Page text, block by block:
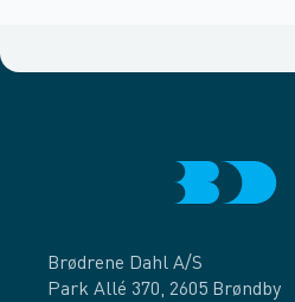
Brødrene Dahl A/S
Park Allé 370, 2605 Brøndby